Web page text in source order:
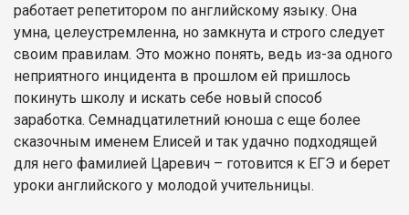
работает репетитором по английскому языку. Она
умна, целеустремленна, но замкнута и строго следует
своим правилам. Это можно понять, ведь из-за одного
неприятного инцидента в прошлом ей пришлось
покинуть школу и искать себе новый способ
заработка. Семнадцатилетний юноша с еще более
сказочным именем Елисей и так удачно подходящей
для него фамилией Царевич – готовится к ЕГЭ и берет
уроки английского у молодой учительницы.